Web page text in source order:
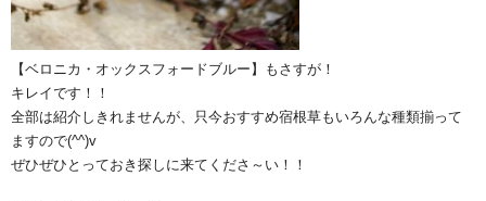
【ベロニカ・オックスフォードブルー】もさすが！
キレイです！！
全部は紹介しきれませんが、只今おすすめ宿根草もいろんな種類揃って
ますので(^^)v
ぜひぜひとっておき探しに来てくださ～い！！